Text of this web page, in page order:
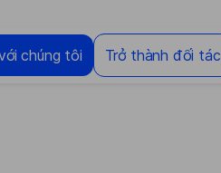
chúng tôi Trở thành đối tác